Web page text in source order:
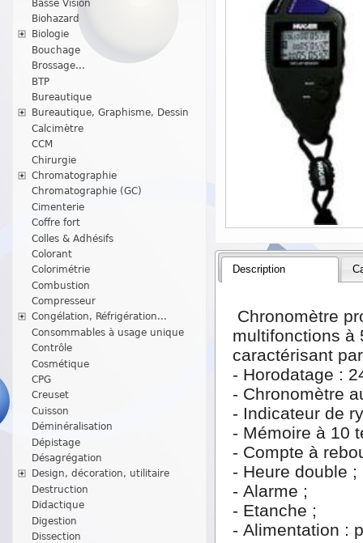
Basse Vision
Biohazard
Biologie
Bouchage
Brossage...
BTP
Bureautique
Bureautique, Graphisme, Dessin
Calcimètre
CCM
Chirurgie
Chromatographie
Chromatographie (GC)
Cimenterie
Coffre fort
Colles & Adhésifs
Colorant
Colorimétrie
Combustion
Compresseur
Congélation, Réfrigération...
Consommables à usage unique
Contrôle
Cosmétique
CPG
Creuset
Cuisson
Déminéralisation
Dépistage
Désagrégation
Design, décoration, utilitaire
Destruction
Didactique
Digestion
Dissection
Description
Chronomètre
multifonctions à
caractérisant
- Horodatage :
- Chronomètre
- Indicateur de
- Mémoire à 10
- Compte à
- Heure double ;
- Alarme ;
- Etanche ;
- Alimentation :